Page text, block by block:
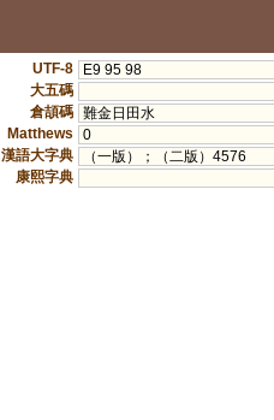
UTF-8
E9 95 98
大五碼
倉頡碼 難金日田水
Matthews
0
漢語大字典
（一版）；（二版）4576
康熙字典